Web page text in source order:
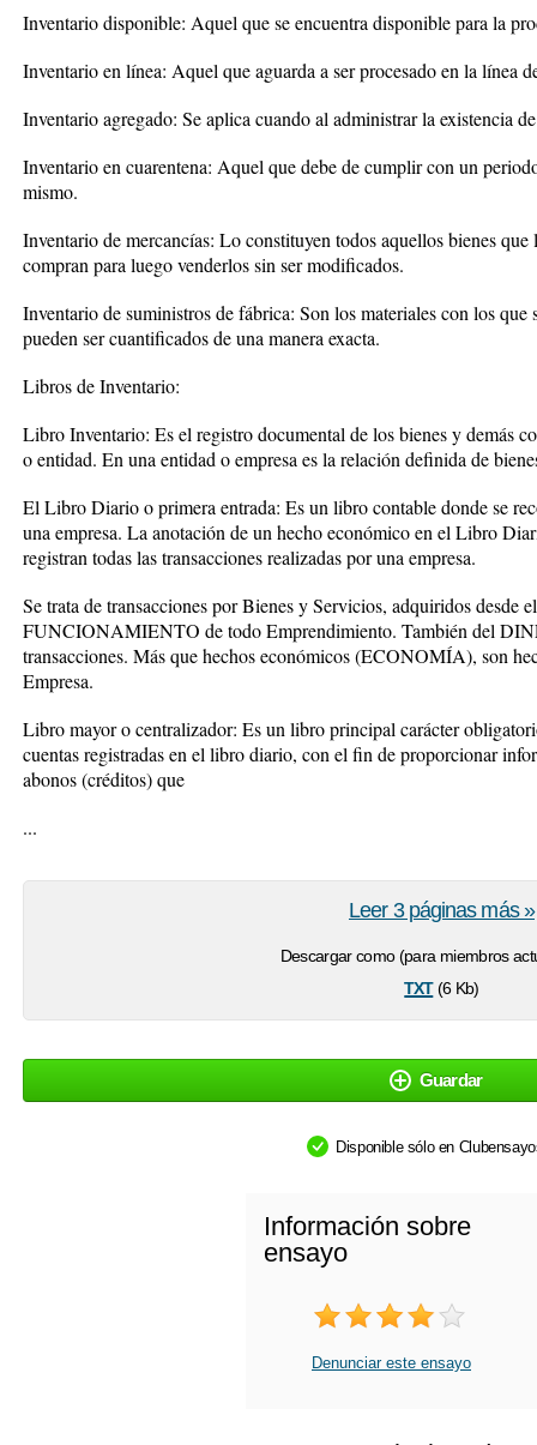
Inventario disponible: Aquel que se encuentra disponible para la
Inventario en línea: Aquel que aguarda a ser procesado en la línea
Inventario agregado: Se aplica cuando al administrar la existencia
Inventario en cuarentena: Aquel que debe de cumplir con un
mismo.
Inventario de mercancías: Lo constituyen todos aquellos bienes que
compran para luego venderlos sin ser modificados.
Inventario de suministros de fábrica: Son los materiales con los
pueden ser cuantificados de una manera exacta.
Libros de Inventario:
Libro Inventario: Es el registro documental de los bienes y demás
o entidad. En una entidad o empresa es la relación definida de
El Libro Diario o primera entrada: Es un libro contable donde se
una empresa. La anotación de un hecho económico en el Libro
registran todas las transacciones realizadas por una empresa.
Se trata de transacciones por Bienes y Servicios, adquiridos desde
FUNCIONAMIENTO de todo Emprendimiento. También del
transacciones. Más que hechos económicos (ECONOMÍA), son
Empresa.
Libro mayor o centralizador: Es un libro principal carácter
cuentas registradas en el libro diario, con el fin de proporcionar
abonos (créditos) que
...
Descargar como (para miembros
txt(6 Kb)
Leer 3 páginas más »
Guardar
Disponible sólo en
Información sobre
ensayo
Denunciar este ensayo